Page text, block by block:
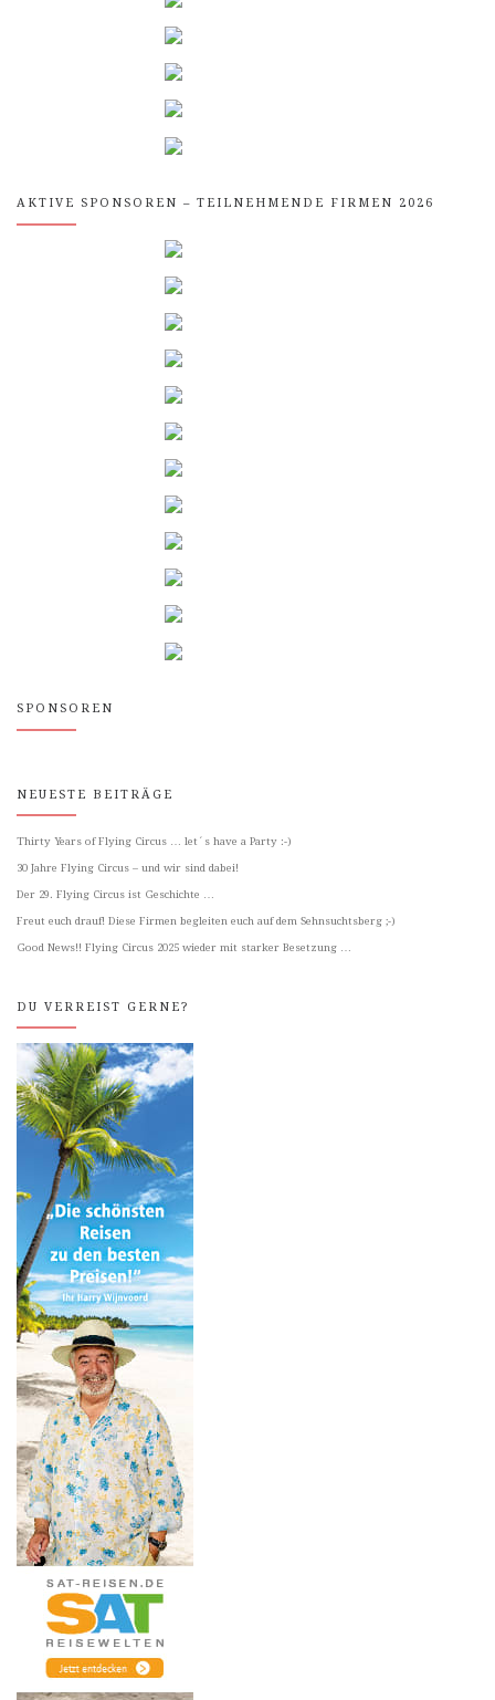
AKTIVE SPONSOREN – TEILNEHMENDE FIRMEN 2026
SPONSOREN
NEUESTE BEITRÄGE
Thirty Years of Flying Circus … let´s have a Party :-)
30 Jahre Flying Circus – und wir sind dabei!
Der 29. Flying Circus ist Geschichte …
Freut euch drauf! Diese Firmen begleiten euch auf dem Sehnsuchtsberg ;-)
Good News!! Flying Circus 2025 wieder mit starker Besetzung …
DU VERREIST GERNE?